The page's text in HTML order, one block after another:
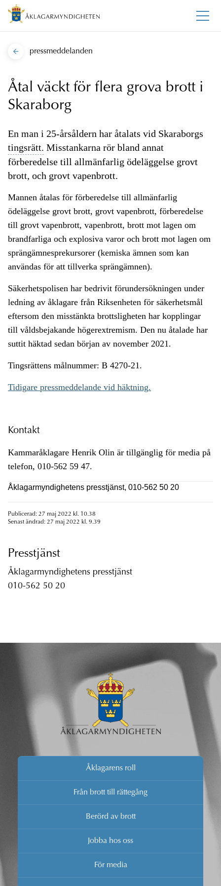
pressmeddelanden
Åtal väckt för flera grova brott i
Skaraborg
En man i 25-årsåldern har åtalats vid Skaraborgs
tingsrätt. Misstankarna rör bland annat
förberedelse till allmänfarlig ödeläggelse grovt
brott, och grovt vapenbrott.
Mannen åtalas för förberedelse till allmänfarlig
ödeläggelse grovt brott, grovt vapenbrott, förberedelse
till grovt vapenbrott, vapenbrott, brott mot lagen om
brandfarliga och explosiva varor och brott mot lagen om
sprängämnesprekursorer (kemiska ämnen som kan
användas för att tillverka sprängämnen).
Säkerhetspolisen har bedrivit förundersökningen under
ledning av åklagare från Riksenheten för säkerhetsmål
eftersom den misstänkta brottsligheten har kopplingar
till våldsbejakande högerextremism. Den nu åtalade har
suttit häktad sedan början av november 2021.
Tingsrättens målnummer: B 4270-21.
Tidigare pressmeddelande vid häktning.
Kontakt
Kammaråklagare Henrik Olin är tillgänglig för media på
telefon, 010-562 59 47.
Åklagarmyndighetens presstjänst, 010-562 50 20
Publicerad: 27 maj 2022 kl. 10.38
Senast ändrad: 27 maj 2022 kl. 9.39
Presstjänst
Åklagarmyndighetens presstjänst
010-562 50 20
Åklagarens roll
Från brott till rättegång
Berörd av brott
Jobba hos oss
För media